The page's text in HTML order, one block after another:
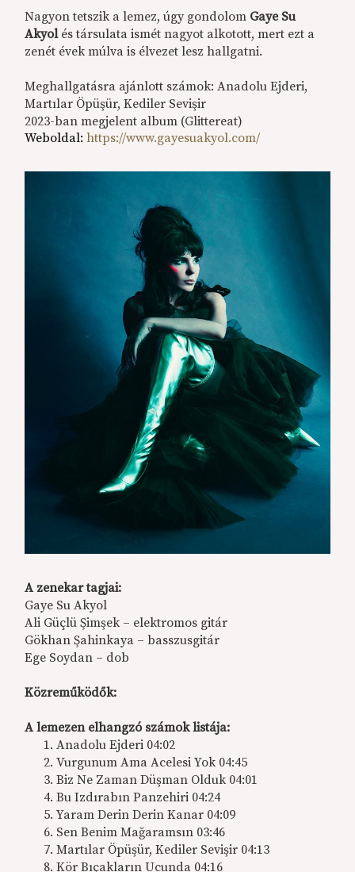
Nagyon tetszik a lemez, úgy gondolom Gaye Su
Akyolés társulata ismét nagyot alkotott, mert ezt a
zenét évek múlva is élvezet lesz hallgatni.
Meghallgatásra ajánlott számok: Anadolu Ejderi,
Martılar Öpüşür, Kediler Sevişir
2023-ban megjelent album (Glittereat)
Weboldal: https://www.gayesuakyol.com/
A zenekar tagjai:
Gaye Su Akyol
Ali Güçlü Şimşek – elektromos gitár
Gökhan Şahinkaya – basszusgitár
Ege Soydan – dob
Közreműködők:
A lemezen elhangzó számok listája:
Anadolu Ejderi 04:02
Vurgunum Ama Acelesi Yok 04:45
Biz Ne Zaman Düşman Olduk 04:01
Bu Izdırabın Panzehiri 04:24
Yaram Derin Derin Kanar 04:09
Sen Benim Mağaramsın 03:46
Martılar Öpüşür, Kediler Sevişir 04:13
Kör Bıçakların Ucunda 04:16